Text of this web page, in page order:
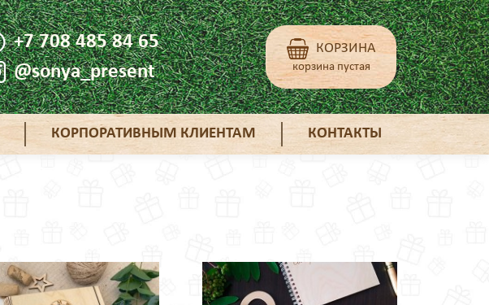
+7 708 485 84 65
@sonya_present
КОРЗИНА
корзина пустая
КОРПОРАТИВНЫМ КЛИЕНТАМ КОНТАКТЫ